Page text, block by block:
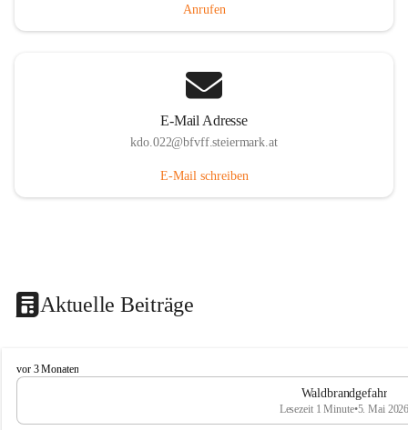
Anrufen
E-Mail Adresse
kdo.022@bfvff.steiermark.at
E-Mail schreiben
Aktuelle Beiträge
F
r
i
vor 3 Monaten
Waldbrandgefahr
Lesezeit 1 Minute•5. Mai